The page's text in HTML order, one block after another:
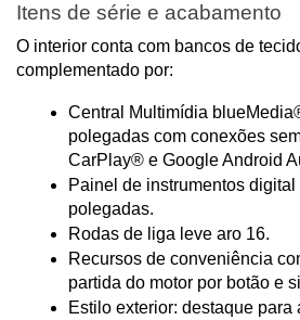
Itens de série e acabamento
O interior conta com bancos de
complementado por:
Central Multimídia
polegadas com conexões
CarPlay® e Google Android
Painel de instrumentos
polegadas.
Rodas de liga leve aro 16.
Recursos de conveniência
partida do motor por botão e
Estilo exterior: destaque para